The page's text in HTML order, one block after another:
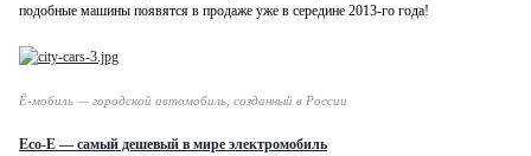
подобные машины появятся в продаже уже в середине 2013-го года!
Ё-мобиль — городской автомобиль, созданный в России
Eco-E — самый дешевый в мире электромобиль